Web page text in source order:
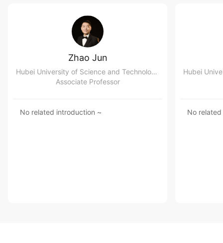
Zhao Jun
Hubei University of Science and Technology School of Music
Associate Professor
No related introduction ~ No